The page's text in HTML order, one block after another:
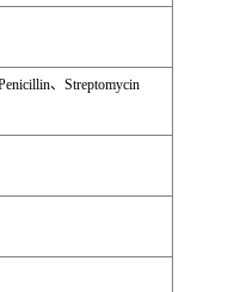
、Streptomycin